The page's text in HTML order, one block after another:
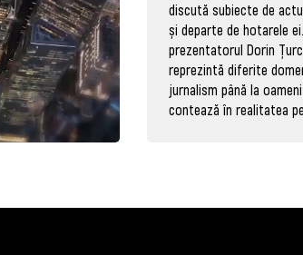
discută subiecte de
și departe de hotarele
prezentatorul Dorin
reprezintă diferite
jurnalism până la
contează în realitatea